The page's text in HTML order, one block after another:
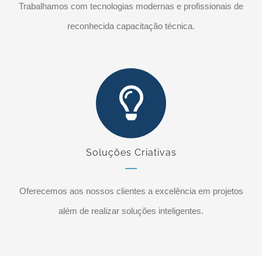
Trabalhamos com tecnologias modernas e profissionais de
reconhecida capacitação técnica.
Soluções Criativas
Oferecemos aos nossos clientes a excelência em projetos
além de realizar soluções inteligentes.